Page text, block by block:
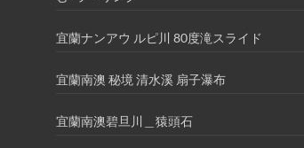
宜蘭ナンアウ ルピ川 80度滝スライド
宜蘭南澳 秘境 清水溪 扇子瀑布
宜蘭南澳碧旦川＿猿頭石